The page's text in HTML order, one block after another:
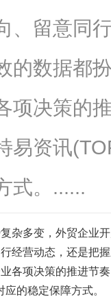
、留意同
的数据都
项决策的
易资讯
式。......
杂多变，外贸企业
经营动态，还是把
各项决策的推进节
的稳定保障方式。